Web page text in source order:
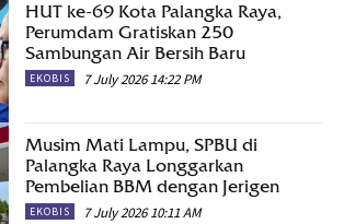
HUT ke-69 Kota Palangka Raya,
Perumdam Gratiskan 250
Sambungan Air Bersih Baru
EKOBIS 7 July 2026 14:22 PM
Musim Mati Lampu, SPBU di
Palangka Raya Longgarkan
Pembelian BBM dengan Jerigen
EKOBIS 7 July 2026 10:11 AM